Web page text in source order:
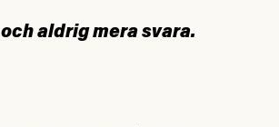
och aldrig mera svara.